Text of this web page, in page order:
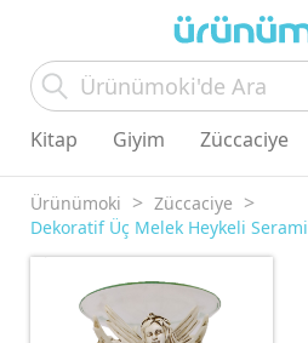
Kitap Giyim Züccaciye
Ürünümoki
Züccaciye
Dekoratif Üç Melek Heykeli